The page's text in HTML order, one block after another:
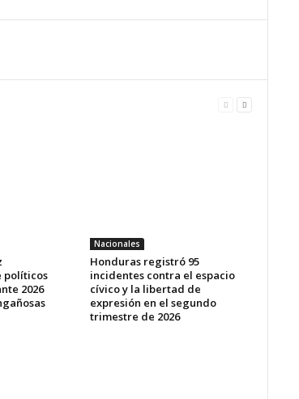
políticos
2026
Nacionales
Honduras registró 95
incidentes contra el espacio
cívico y la libertad de
expresión en el segundo
trimestre de 2026